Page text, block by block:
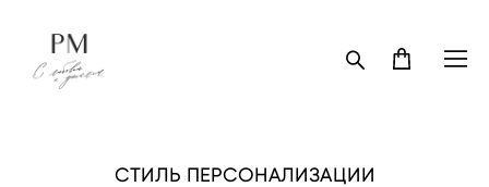
СТИЛЬ ПЕРСОНАЛИЗАЦИИ